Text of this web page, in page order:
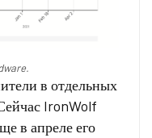
в отдельных
IronWolf
в апреле его